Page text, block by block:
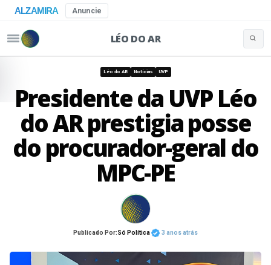
ALZAMIRA Anuncie
LÉO DO AR
Léo do AR Notícias UVP
Presidente da UVP Léo
do AR prestigia posse
do procurador-geral do
MPC-PE
Publicado Por:Só Política 3 anos atrás